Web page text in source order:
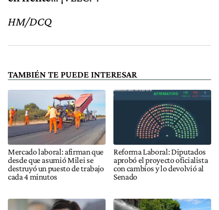
HM/DCQ
TAMBIÉN TE PUEDE INTERESAR
Mercado laboral: afirman que
desde que asumió Milei se
destruyó un puesto de trabajo
cada 4 minutos
Reforma Laboral: Diputados
aprobó el proyecto oficialista
con cambios y lo devolvió al
Senado